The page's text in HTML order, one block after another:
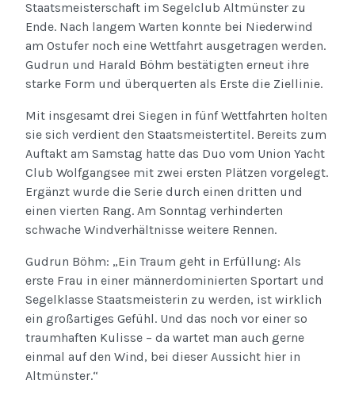
Staatsmeisterschaft im Segelclub Altmünster zu
Ende. Nach langem Warten konnte bei Niederwind
am Ostufer noch eine Wettfahrt ausgetragen werden.
Gudrun und Harald Böhm bestätigten erneut ihre
starke Form und überquerten als Erste die Ziellinie.
Mit insgesamt drei Siegen in fünf Wettfahrten holten
sie sich verdient den Staatsmeistertitel. Bereits zum
Auftakt am Samstag hatte das Duo vom Union Yacht
Club Wolfgangsee mit zwei ersten Plätzen vorgelegt.
Ergänzt wurde die Serie durch einen dritten und
einen vierten Rang. Am Sonntag verhinderten
schwache Windverhältnisse weitere Rennen.
Gudrun Böhm: „Ein Traum geht in Erfüllung: Als
erste Frau in einer männerdominierten Sportart und
Segelklasse Staatsmeisterin zu werden, ist wirklich
ein großartiges Gefühl. Und das noch vor einer so
traumhaften Kulisse – da wartet man auch gerne
einmal auf den Wind, bei dieser Aussicht hier in
Altmünster.“